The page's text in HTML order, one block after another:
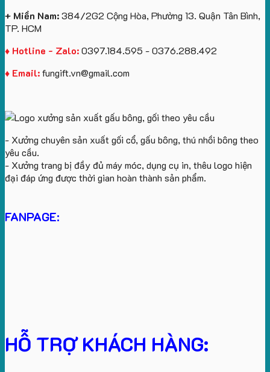
cầu
+ Miền Nam:384/2G2 Cộng Hòa, Phường 13. Quận Tân Bình,
TP. HCM
♦ Hotline - Zalo:0397.184.595 - 0376.288.492
♦ Email:fungift.vn@gmail.com
- Xưởng chuyên sản xuất gối cổ, gấu bông, thú nhồi bông theo
yêu cầu.
- Xưởng trang bị đầy đủ máy móc, dụng cụ in, thêu logo hiện
đại đáp ứng được thời gian hoàn thành sản phẩm.
FANPAGE:
HỖ TRỢ KHÁCH HÀNG: